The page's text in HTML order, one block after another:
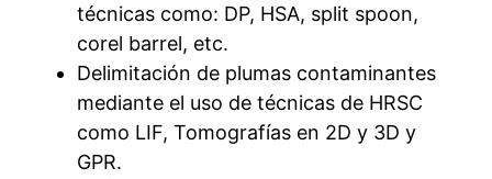
técnicas como: DP, HSA, split spoon,
corel barrel, etc.
Delimitación de plumas contaminantes
mediante el uso de técnicas de HRSC
como LIF, Tomografías en 2D y 3D y
GPR.